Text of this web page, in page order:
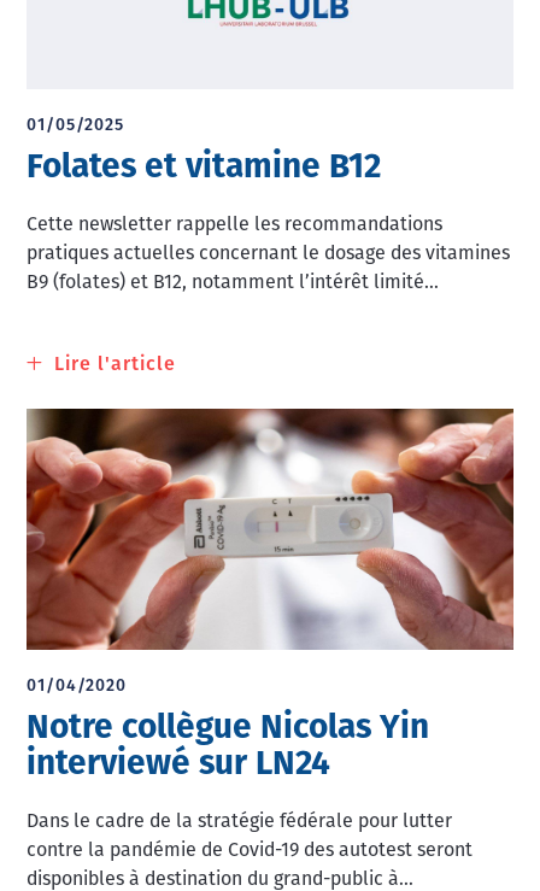
01/05/2025
Folates et vitamine B12
Cette newsletter rappelle les recommandations
pratiques actuelles concernant le dosage des vitamines
B9 (folates) et B12, notamment l’intérêt limité...
Lire l'article
Folates
et
vitamine
B12
01/04/2020
Notre collègue Nicolas Yin
interviewé sur LN24
Dans le cadre de la stratégie fédérale pour lutter
contre la pandémie de Covid-19 des autotest seront
disponibles à destination du grand-public à...